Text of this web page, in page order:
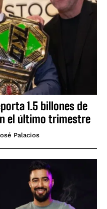
1.5 billones de
el último trimestre
Palacios